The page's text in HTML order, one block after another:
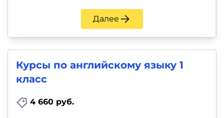
Далее
Курсы по английскому языку 1
класс
4 660 руб.